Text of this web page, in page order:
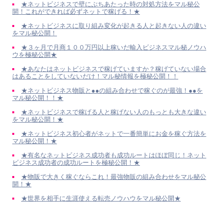
★ネットビジネスで壁にぶちあたった時の対処方法をマル秘公
開！これができれば必ずネットで稼げる！★
★ネットビジネスに取り組み変化が起きる人と起きない人の違い
をマル秘公開！
★３ヶ月で月商１００万円以上稼いだ輸入ビジネスマル秘ノウハ
ウを極秘公開★
★あなたはネットビジネスで稼げていますか？稼げていない場合
はあることをしていないだけ！マル秘情報を極秘公開！！
★ネットビジネス物販と●●の組み合わせで稼ぐのが最強！●●を
マル秘公開！！★
★ネットビジネスで稼げる人と稼げない人のもっとも大きな違い
をマル秘公開！★
★ネットビジネス初心者がネットで一番簡単にお金を稼ぐ方法を
マル秘公開！★
★有名なネットビジネス成功者も成功ルートはほぼ同じ！ネット
ビジネス成功者の成功ルートを極秘公開！★
★物販で大きく稼ぐならこれ！最強物販の組み合わせをマル秘公
開！★
★世界を相手に生涯使える転売ノウハウをマル秘公開★